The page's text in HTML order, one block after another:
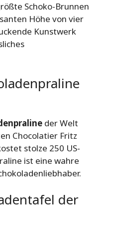
Schoko-Brunnen
Höhe von vier
Kunstwerk
der Welt
Chocolatier Fritz
stolze 250 US-
ist eine wahre
der